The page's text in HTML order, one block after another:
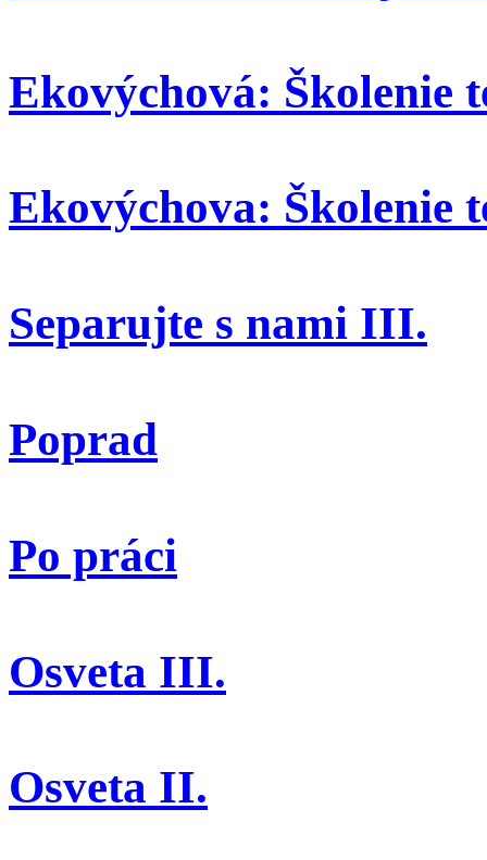
Ekovýchová: Školenie
Ekovýchova: Školenie
Separujte s nami III.
Poprad
Po práci
Osveta III.
Osveta II.